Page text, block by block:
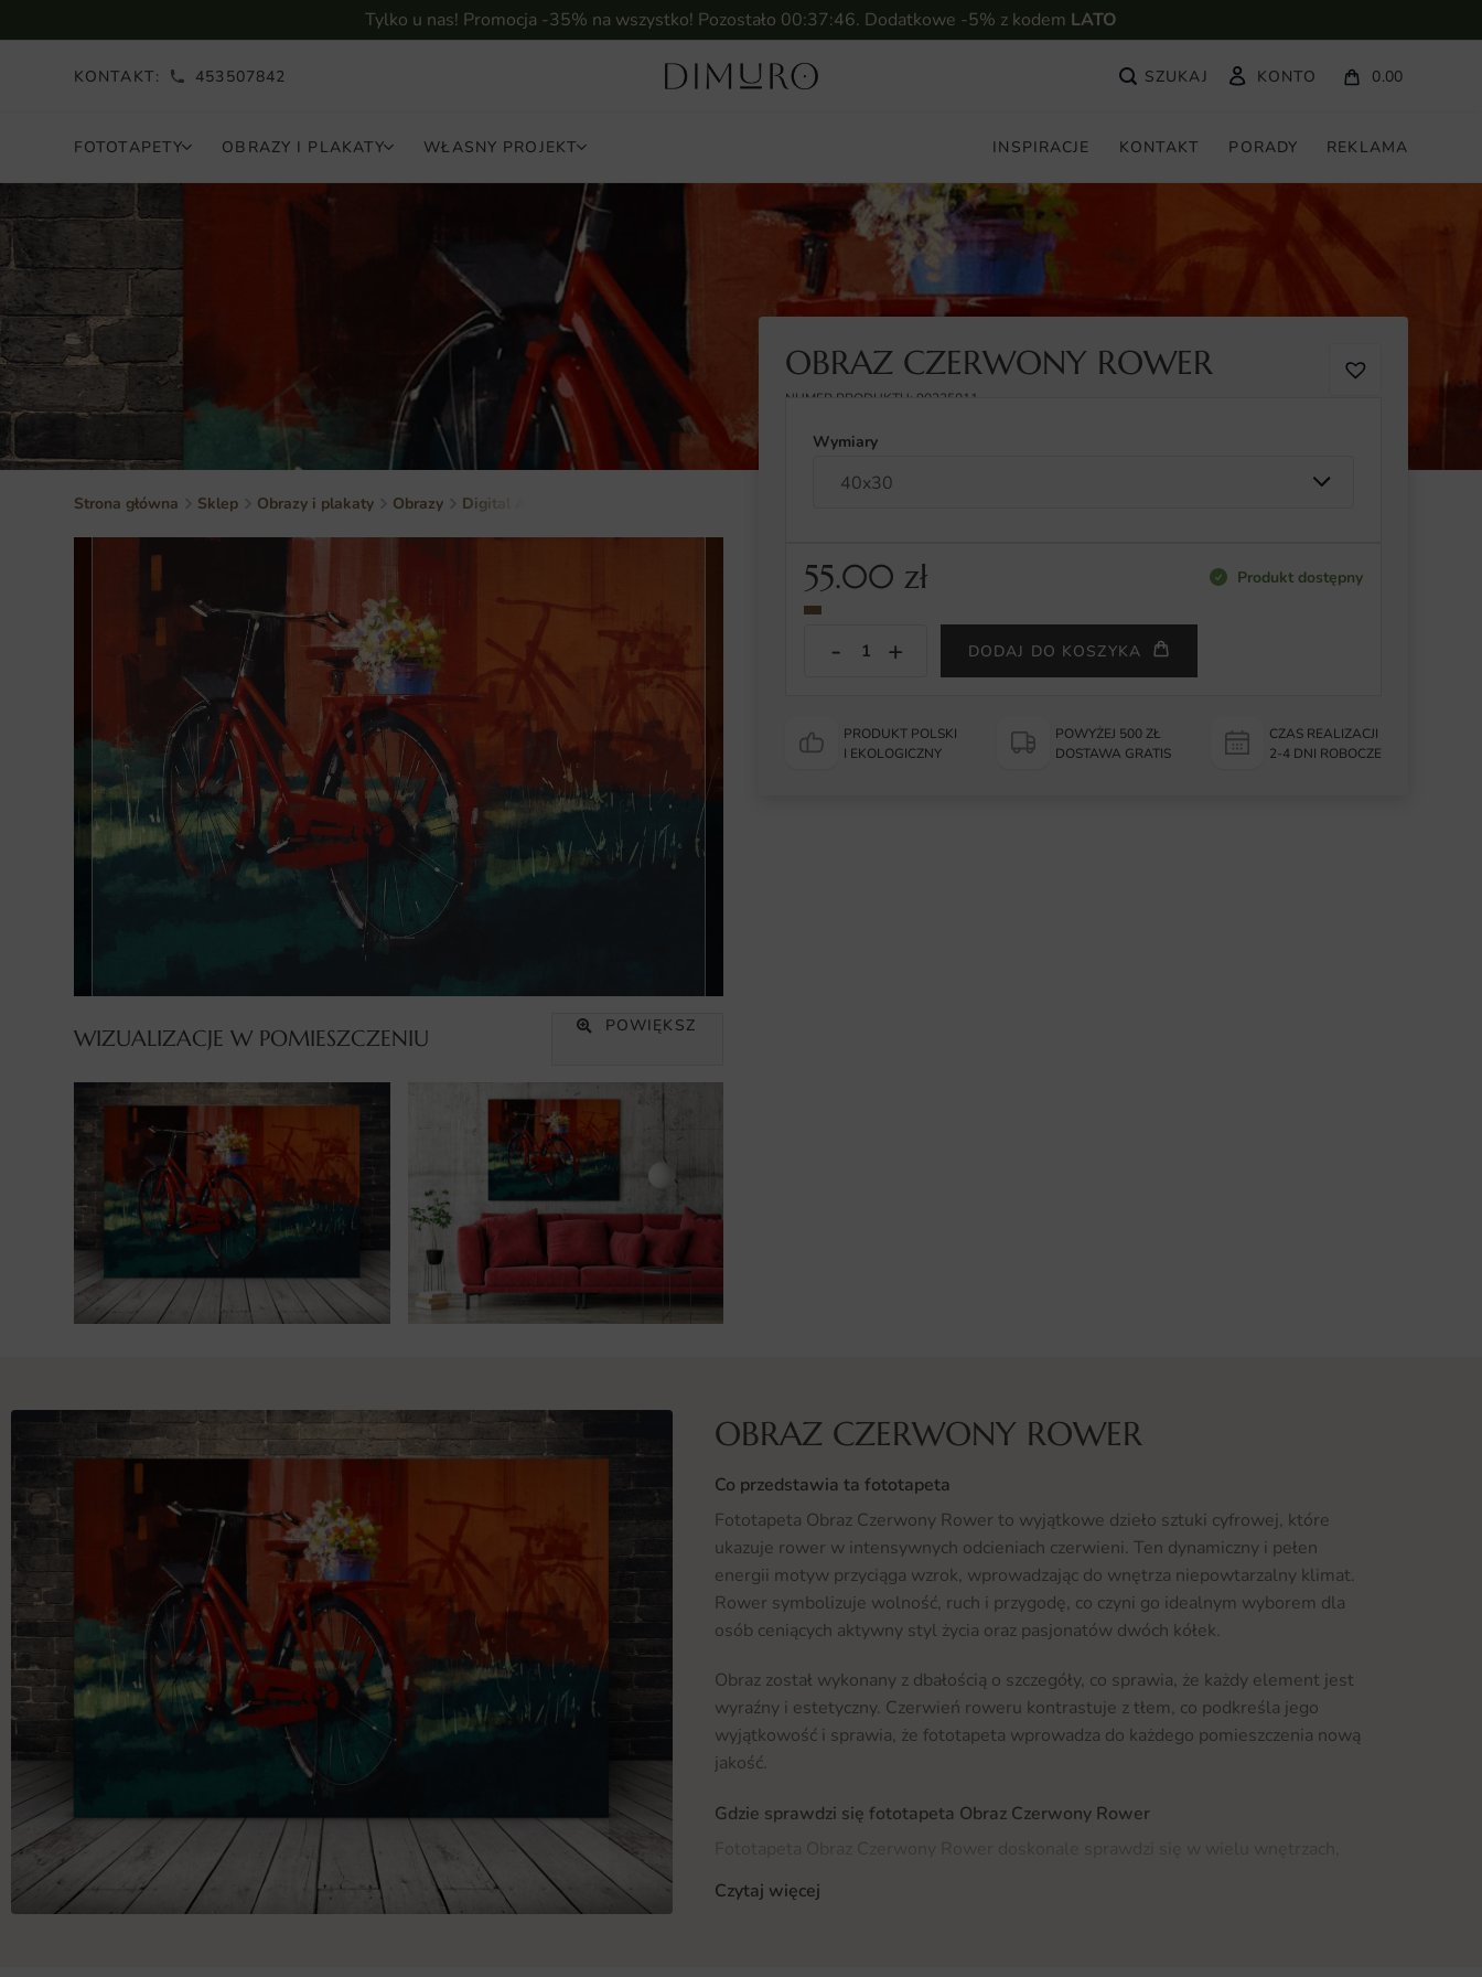
Tylko u nas! Promocja -35% na wszystko! Pozostało 00:37:44. Dodatkowe -5% z kodem LATO
KONTAKT: 453507842 KONTO 0.00
FOTOTAPETY OBRAZY I PLAKATY WŁASNY PROJEKT INSPIRACJE KONTAKT PORADY REKLAMA
Strona główna Sklep Obrazy i plakaty Obrazy Digital Art
WIZUALIZACJE W POMIESZCZENIU POWIĘKSZ
OBRAZ CZERWONY ROWER
NUMER PRODUKTU: 90235011
Wymiary
55.00 zł Produkt dostępny
DODAJ DO KOSZYKA
PRODUKT POLSKI
I EKOLOGICZNY
POWYŻEJ 500 ZŁ
DOSTAWA GRATIS
CZAS REALIZACJI
2-4 DNI ROBOCZE
OBRAZ CZERWONY ROWER
Co przedstawia ta fototapeta
Fototapeta Obraz Czerwony Rower to wyjątkowe dzieło sztuki cyfrowej, które
ukazuje rower w intensywnych odcieniach czerwieni. Ten dynamiczny i pełen
energii motyw przyciąga wzrok, wprowadzając do wnętrza niepowtarzalny klimat.
Rower symbolizuje wolność, ruch i przygodę, co czyni go idealnym wyborem dla
osób ceniących aktywny styl życia oraz pasjonatów dwóch kółek.
Obraz został wykonany z dbałością o szczegóły, co sprawia, że każdy element jest
wyraźny i estetyczny. Czerwień roweru kontrastuje z tłem, co podkreśla jego
wyjątkowość i sprawia, że fototapeta wprowadza do każdego pomieszczenia nową
jakość.
Gdzie sprawdzi się fototapeta Obraz Czerwony Rower
nowoczesnych salonów, gdzie stanie się centralnym punktem aranżacji. Może
Czytaj więcej